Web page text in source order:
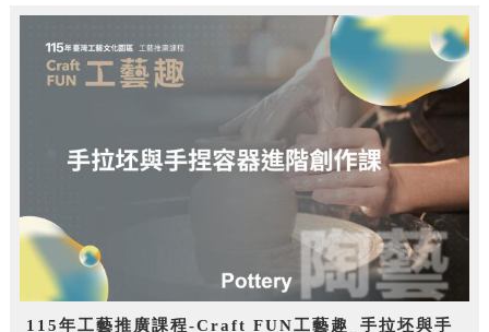
115年工藝推廣課程-Craft FUN工藝趣_手拉坯與手